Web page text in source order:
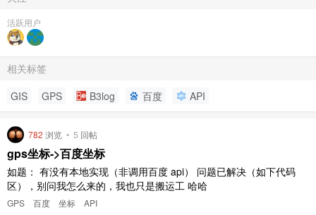
活跃用户
相关标签
GIS
GPS B3log 百度 API
782 浏览 • 5 回帖
gps坐标->百度坐标
如题： 有没有本地实现（非调用百度 api） 问题已解决（如下代码
区），别问我怎么来的，我也只是搬运工 哈哈
GPS 百度 坐标 API